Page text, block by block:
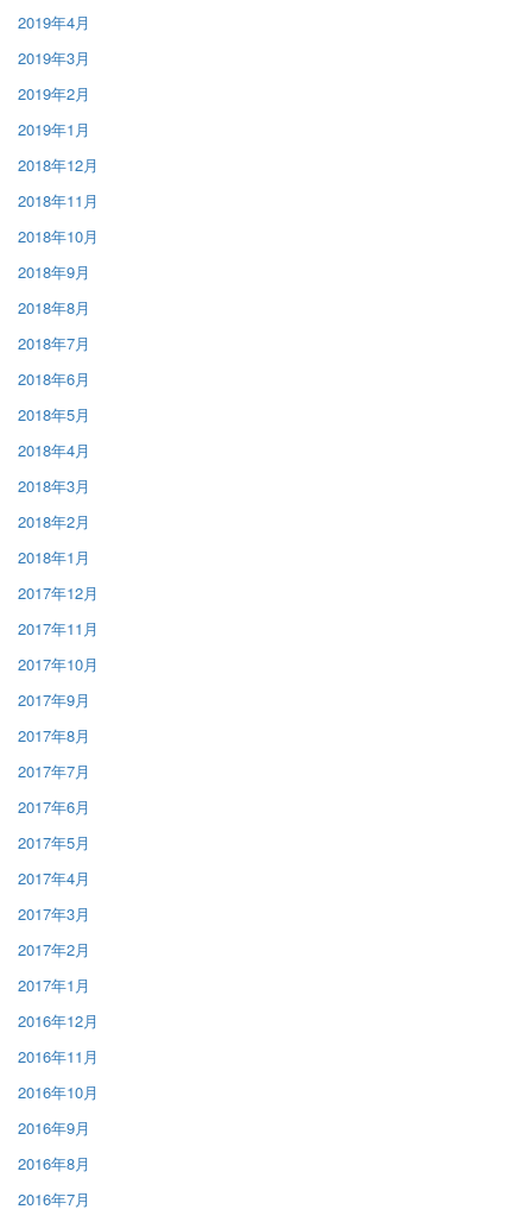
2019年4月
2019年3月
2019年2月
2019年1月
2018年12月
2018年11月
2018年10月
2018年9月
2018年8月
2018年7月
2018年6月
2018年5月
2018年4月
2018年3月
2018年2月
2018年1月
2017年12月
2017年11月
2017年10月
2017年9月
2017年8月
2017年7月
2017年6月
2017年5月
2017年4月
2017年3月
2017年2月
2017年1月
2016年12月
2016年11月
2016年10月
2016年9月
2016年8月
2016年7月